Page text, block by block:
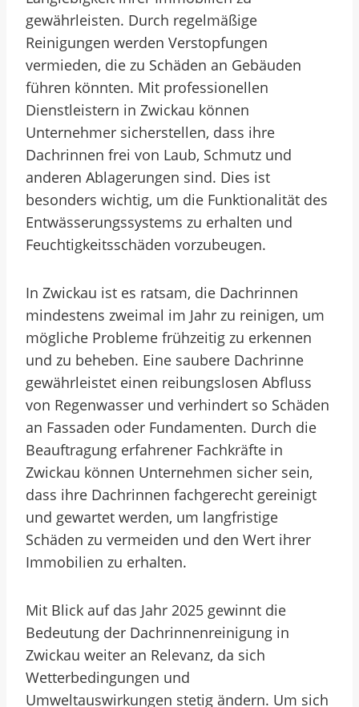
gewährleisten. Durch regelmäßige
Reinigungen werden Verstopfungen
vermieden, die zu Schäden an Gebäuden
führen könnten. Mit professionellen
Dienstleistern in Zwickau können
Unternehmer sicherstellen, dass ihre
Dachrinnen frei von Laub, Schmutz und
anderen Ablagerungen sind. Dies ist
besonders wichtig, um die Funktionalität des
Entwässerungssystems zu erhalten und
Feuchtigkeitsschäden vorzubeugen.
In Zwickau ist es ratsam, die Dachrinnen
mindestens zweimal im Jahr zu reinigen, um
mögliche Probleme frühzeitig zu erkennen
und zu beheben. Eine saubere Dachrinne
gewährleistet einen reibungslosen Abfluss
von Regenwasser und verhindert so Schäden
an Fassaden oder Fundamenten. Durch die
Beauftragung erfahrener Fachkräfte in
Zwickau können Unternehmen sicher sein,
dass ihre Dachrinnen fachgerecht gereinigt
und gewartet werden, um langfristige
Schäden zu vermeiden und den Wert ihrer
Immobilien zu erhalten.
Mit Blick auf das Jahr 2025 gewinnt die
Bedeutung der Dachrinnenreinigung in
Zwickau weiter an Relevanz, da sich
Wetterbedingungen und
Umweltauswirkungen stetig ändern. Um sich